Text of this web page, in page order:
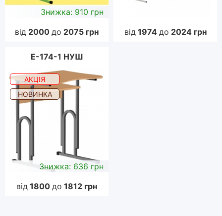
Знижка: 910 грн
від 2000 до 2075 грн від 1974 до 2024 грн
E-174-1 НУШ
АКЦІЯ
НОВИНКА
Знижка: 636 грн
від 1800 до 1812 грн